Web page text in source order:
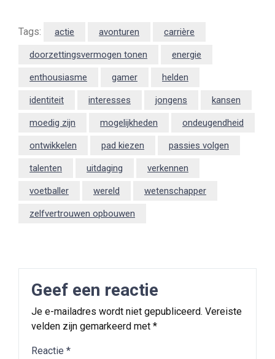
Tags: actie avonturen carrière
doorzettingsvermogen tonen energie
enthousiasme gamer helden
identiteit interesses jongens kansen
moedig zijn mogelijkheden ondeugendheid
ontwikkelen pad kiezen passies volgen
talenten uitdaging verkennen
voetballer wereld wetenschapper
zelfvertrouwen opbouwen
Geef een reactie
Je e-mailadres wordt niet gepubliceerd. Vereiste
velden zijn gemarkeerd met *
Reactie *